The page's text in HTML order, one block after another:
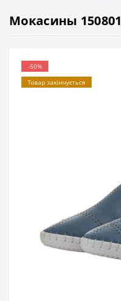
Мокасины 150801
-50%
Товар закінчується